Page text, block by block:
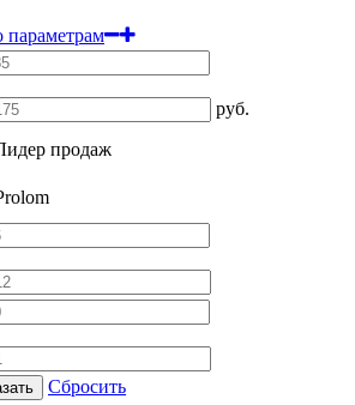
параметрам
руб.
продаж
Сбросить